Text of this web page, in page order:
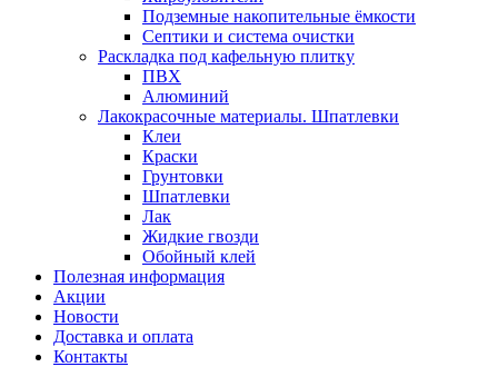
Подземные накопительные ёмкости
Септики и система очистки
Раскладка под кафельную плитку
ПВХ
Алюминий
Лакокрасочные материалы. Шпатлевки
Клеи
Краски
Грунтовки
Шпатлевки
Лак
Жидкие гвозди
Обойный клей
Полезная информация
Акции
Новости
Доставка и оплата
Контакты